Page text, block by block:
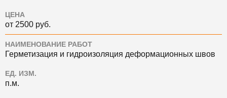
ЦЕНА
от 2500 руб.
НАИМЕНОВАНИЕ РАБОТ
Герметизация и гидроизоляция деформационных швов
ЕД. ИЗМ.
п.м.